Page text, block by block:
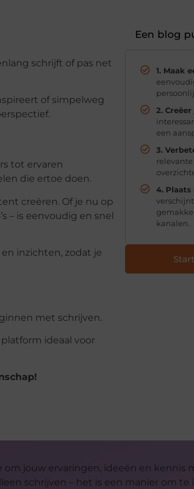
schrijft of pas net
of simpelweg
tot ervaren
die ertoe doen.
creëren. Of je nu op
– is eenvoudig en snel
inzichten, zodat je
met schrijven.
ideaal voor
Een blog
1. Maak
2.
een
3.
4.
kanalen.
jouw ervaringen, ideeën en kennis
schrijven – het is een manier om te